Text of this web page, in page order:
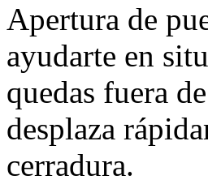
Apertura de
ayudarte en
quedas fuera
desplaza
cerradura.